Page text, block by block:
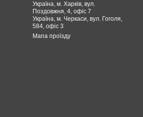
Україна, м. Харків, вул.
Поздовжня, 4, офіс 7
Україна, м. Черкаси, вул. Гоголя,
584, офіс 3
Мапа проїзду